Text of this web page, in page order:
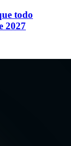
todo
2027